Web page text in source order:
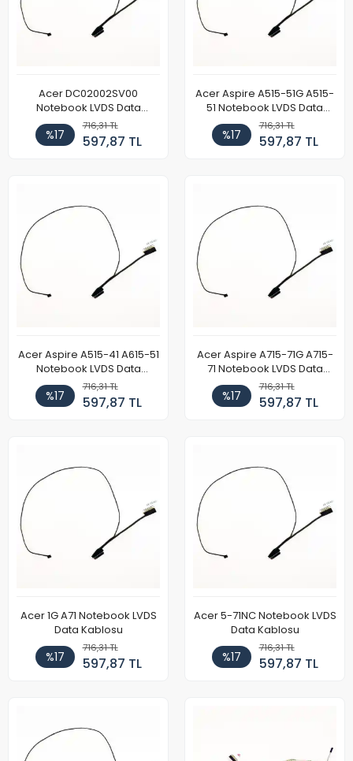
Acer DC02002SV00
Notebook LVDS Data
Kablosu
%17
716,31 TL
597,87 TL
Acer Aspire A515-51G A515-
51 Notebook LVDS Data
Kablosu
%17
716,31 TL
597,87 TL
Acer Aspire A515-41 A615-51
Notebook LVDS Data
Kablosu
%17
716,31 TL
597,87 TL
Acer Aspire A715-71G A715-
71 Notebook LVDS Data
Kablosu
%17
716,31 TL
597,87 TL
Acer 1G A71 Notebook LVDS
Data Kablosu
%17
716,31 TL
597,87 TL
Acer 5-71NC Notebook LVDS
Data Kablosu
%17
716,31 TL
597,87 TL